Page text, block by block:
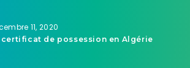
11, 2020
certificat de possession en Algérie